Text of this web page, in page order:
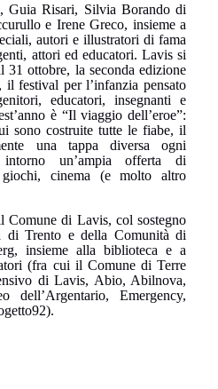
Guia Risari, Silvia Borando di
e Irene Greco, insieme a
autori e illustratori di fama
attori ed educatori. Lavis si
31 ottobre, la seconda edizione
festival per l’infanzia pensato
educatori, insegnanti e
è “Il viaggio dell’eroe”:
sono costruite tutte le fiabe, il
una tappa diversa ogni
intorno un’ampia offerta di
cinema (e molto altro
Comune di Lavis, col sostegno
di Trento e della Comunità di
insieme alla biblioteca e a
(fra cui il Comune di Terre
di Lavis, Abio, Abilnova,
dell’Argentario, Emergency,